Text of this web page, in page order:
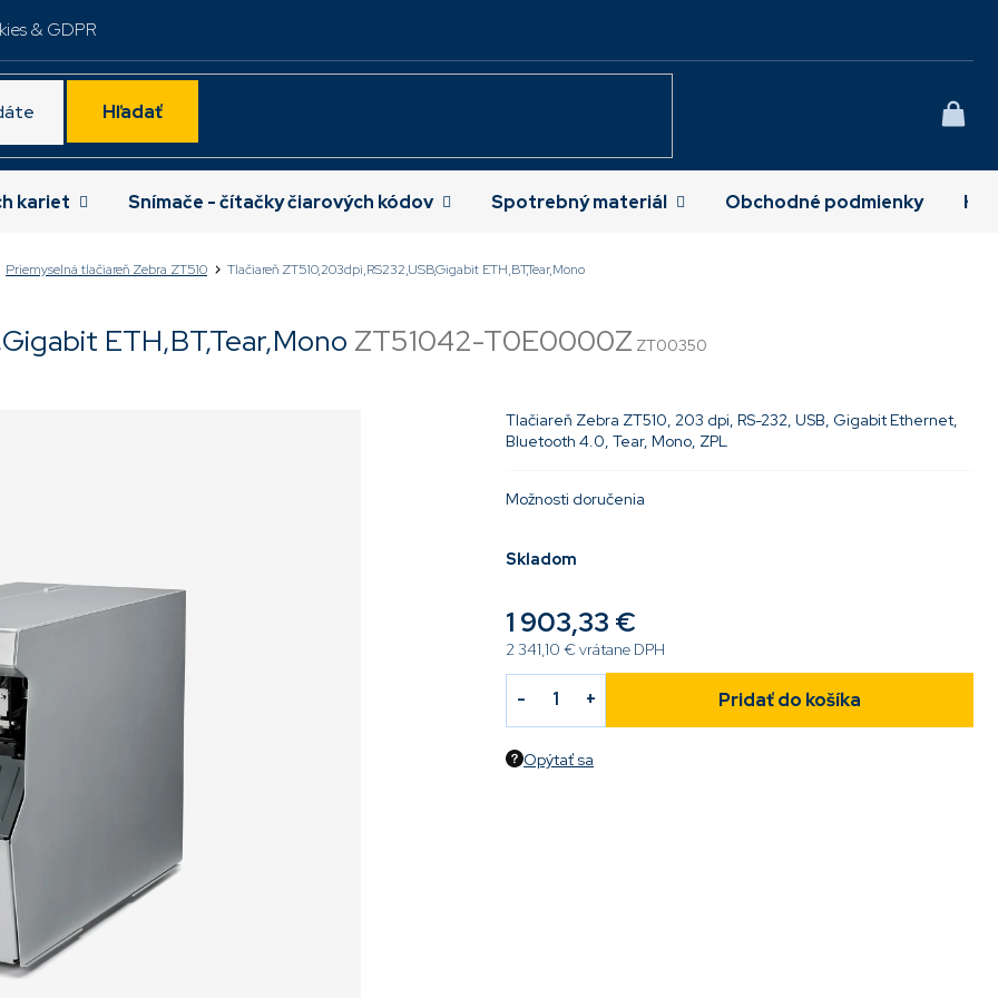
& GDPR
Hľadať
kariet Snímače - čítačky čiarových kódov Spotrebný materiál Obchodné podmienky
Priemyselná tlačiareň Zebra ZT510 Tlačiareň ZT510,203dpi,RS232,USB,Gigabit ETH,BT,Tear,Mono
ETH,BT,Tear,Mono ZT51042-T0E0000Z ZT00350
1 903,33 €
2 341,10 € vrátane DPH
Skladom
Možnosti doručenia
Pridať do košíka
Tlačiareň Zebra ZT510, 203 dpi, RS-232, USB, Gigabit Ethernet,
Bluetooth 4.0, Tear, Mono, ZPL
Opýtať sa